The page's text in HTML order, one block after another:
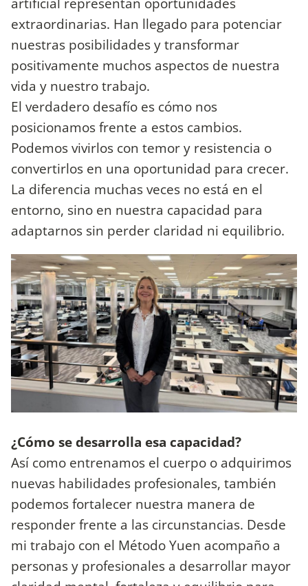
extraordinarias. Han llegado para potenciar
nuestras posibilidades y transformar
positivamente muchos aspectos de nuestra
vida y nuestro trabajo.
El verdadero desafío es cómo nos
posicionamos frente a estos cambios.
Podemos vivirlos con temor y resistencia o
convertirlos en una oportunidad para crecer.
La diferencia muchas veces no está en el
entorno, sino en nuestra capacidad para
adaptarnos sin perder claridad ni equilibrio.
¿Cómo se desarrolla esa capacidad?
Así como entrenamos el cuerpo o adquirimos
nuevas habilidades profesionales, también
podemos fortalecer nuestra manera de
responder frente a las circunstancias. Desde
mi trabajo con el Método Yuen acompaño a
personas y profesionales a desarrollar mayor